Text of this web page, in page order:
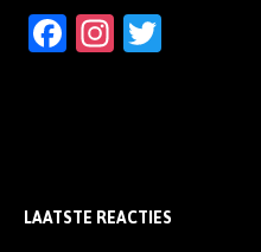
Facebook
Instagram
LAATSTE REACTIES